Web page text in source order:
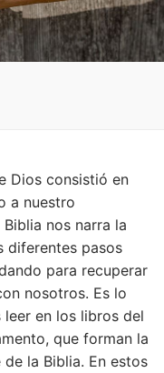
Dios consistió en
a nuestro
nos narra la
diferentes pasos
para recuperar
nosotros. Es lo
en los libros del
que forman la
la Biblia. En estos